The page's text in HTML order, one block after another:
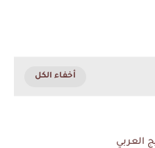
العربي